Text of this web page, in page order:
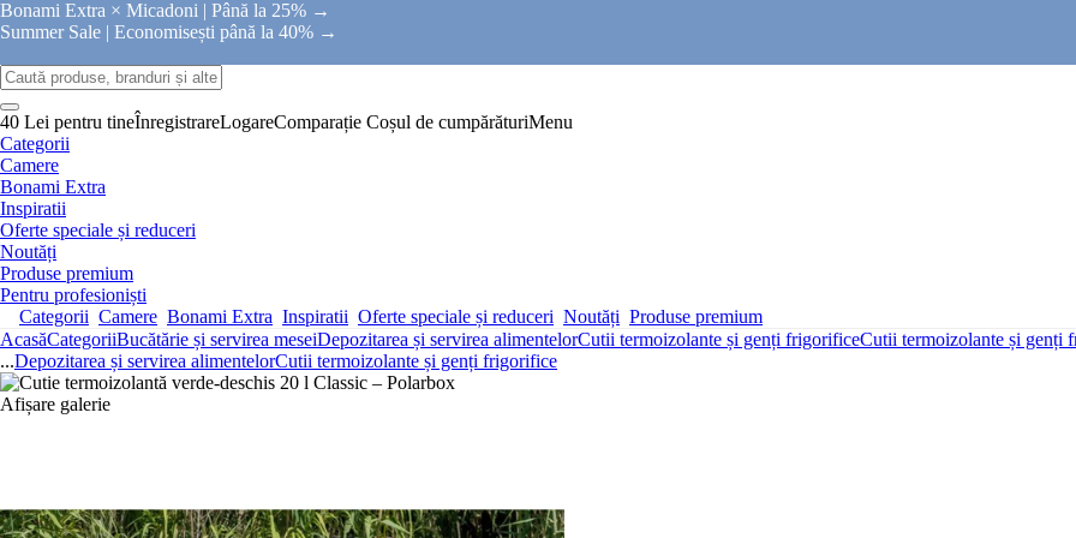
Bonami Extra × Micadoni | Până la 25% →
Summer Sale | Economisești până la 40% →
40 Lei pentru tineÎnregistrareLogareComparație Coșul de cumpărăturiMenu
Categorii
Camere
Bonami Extra
Inspiratii
Oferte speciale și reduceri
Noutăți
Produse premium
Pentru profesioniști
Categorii Camere Bonami Extra Inspiratii Oferte speciale și reduceri Noutăți Produse premium
AcasăCategoriiBucătărie și servirea meseiDepozitarea și servirea alimentelorCutii termoizolante și genți frigorificeCutii termoizolante și genți
...Depozitarea și servirea alimentelorCutii termoizolante și genți frigorifice
Afișare galerie